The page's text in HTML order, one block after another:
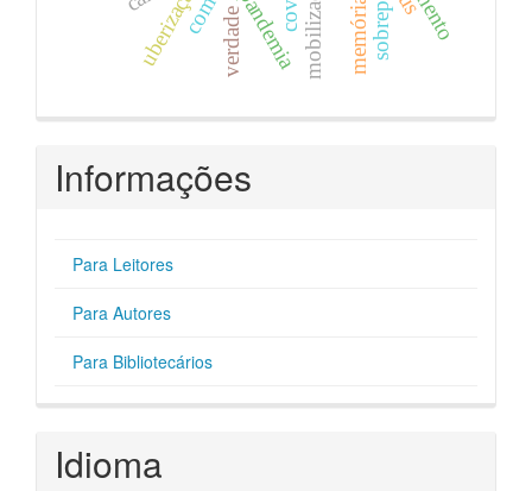
mobilização
pandemia
uberização memória
verdade
Informações
Para Leitores
Para Autores
Para Bibliotecários
Idioma